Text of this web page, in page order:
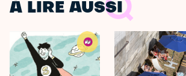
À LIRE AUSSI